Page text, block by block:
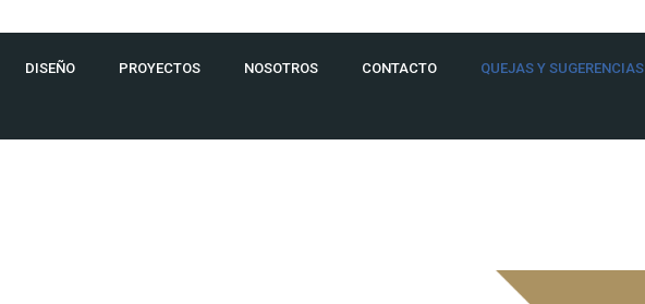
DISEÑO PROYECTOS NOSOTROS CONTACTO QUEJAS Y SUGERENCIAS